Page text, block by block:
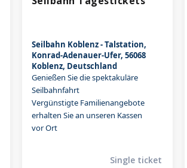
Seilbahn Koblenz - Talstation,
Konrad-Adenauer-Ufer, 56068
Koblenz, Deutschland
Genießen Sie die spektakuläre
Seilbahnfahrt
Vergünstigte Familienangebote
erhalten Sie an unseren Kassen
vor Ort
Single ticket